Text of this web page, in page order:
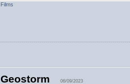
Films
Geostorm 06/09/2023